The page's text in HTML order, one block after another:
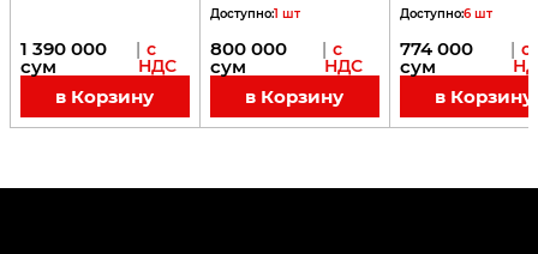
1 390 000
сум
| с
НДС
в Корзину
Доступно:1 шт
800 000
сум
| с
НДС
в Корзину
Доступно:6 шт
774 000
сум
| с
в Корзину